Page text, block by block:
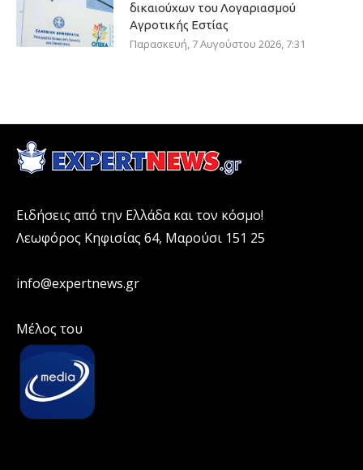
δικαιούχων του Λογαριασμού
Αγροτικής Εστίας
Παρασκευή, 7 Αυγούστου 2026, 7:31
Ειδήσεις από την Ελλάδα και τον κόσμο!
Λεωφόρος Κηφισίας 64, Μαρούσι 151 25
info@expertnews.gr
Μέλος του